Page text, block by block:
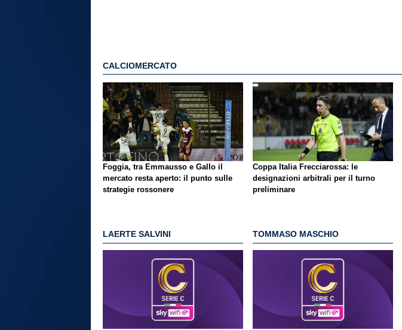
CALCIOMERCATO
Foggia, tra Emmausso e Gallo il
mercato resta aperto: il punto sulle
strategie rossonere
Coppa Italia Frecciarossa: le
designazioni arbitrali per il turno
preliminare
LAERTE SALVINI TOMMASO MASCHIO